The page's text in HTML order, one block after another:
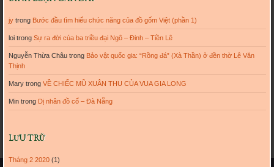
jytrong Bước đầu tìm hiểu chức năng của đồ gốm Việt (phần 1)
loitrong Sự ra đời của ba triều đại Ngô – Đinh – Tiền Lê
Nguyễn Thừa Châutrong Bảo vật quốc gia: “Rồng đá” (Xà Thần) ở đền thờ Lê Văn
Thịnh
Marytrong VỀ CHIẾC MŨ XUÂN THU CỦA VUA GIA LONG
Mintrong Dị nhân đồ cổ – Đà Nẵng
LƯU TRỮ
Tháng 2 2020(1)